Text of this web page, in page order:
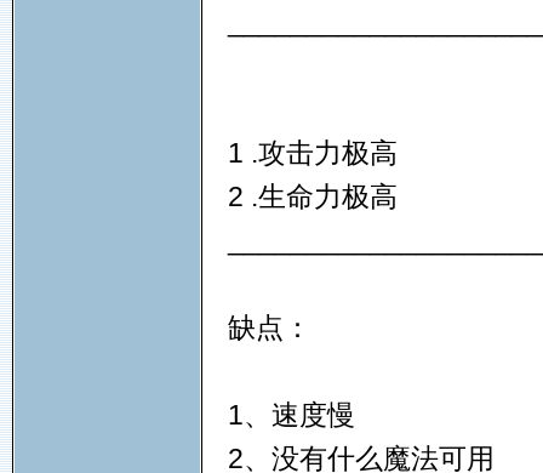
1 .攻击力极高
2 .生命力极高
缺点：
1、速度慢
2、没有什么魔法可用